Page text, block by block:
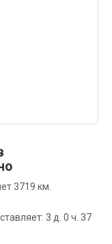
3719 км.
3 д. 0 ч. 37